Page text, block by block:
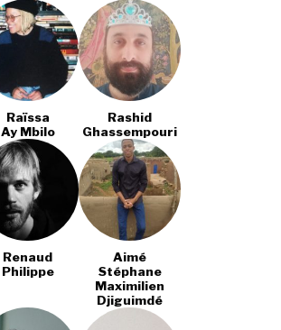
Raïssa
Ay Mbilo
Rashid
Ghassempouri
Renaud
Philippe
Aimé
Stéphane
Maximilien
Djiguimdé